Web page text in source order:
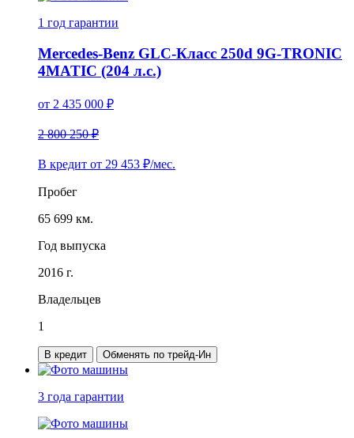
1 год гарантии
Mercedes-Benz GLC-Класс 250d 9G-TRONIC
4MATIC (204 л.с.)
от 2 435 000 ₽
2 800 250 ₽
В кредит от 29 453 ₽/мес.
Пробег
65 699 км.
Год выпуска
2016 г.
Владельцев
1
В кредит Обменять по трейд-Ин
3 года гарантии